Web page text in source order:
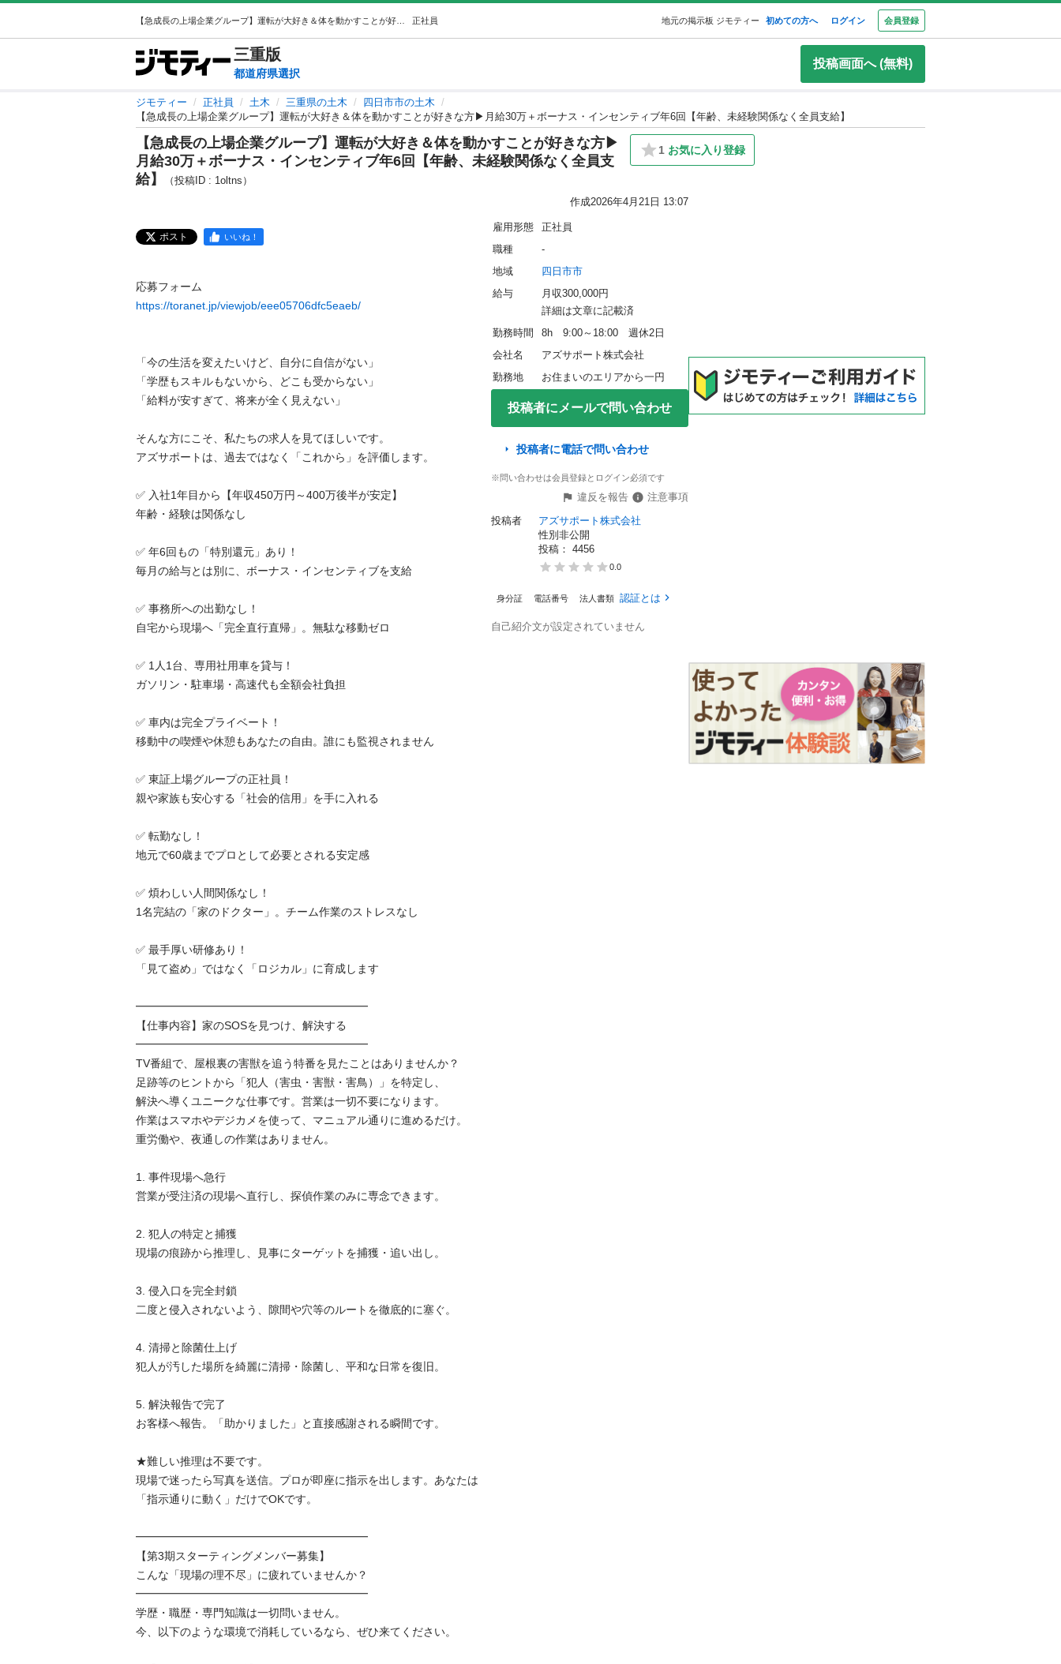
正社員 地元の掲示板 ジモティー 初めての方へ ログイン 会員登録
三重版
都道府県選択
投稿画面へ (無料)
ジモティー 正社員 土木 三重県の土木
四日市市の土木
【急成長の上場企業グループ】運転が大好き＆体を動かすことが好きな方▶月給30万＋ボーナス・インセンティブ年6回【年齢、未経験関係なく全員支給】
【急成長の上場企業グループ】運転が大好き＆体を動かすことが好きな方▶
月給30万＋ボーナス・インセンティブ年6回【年齢、未経験関係なく全員支
給】
（投稿ID : 1oltns）
1 お気に入り登録
作成2026年4月21日 13:07
ポスト いいね！
https://toranet.jp/viewjob/eee05706dfc5eaeb/
「今の生活を変えたいけど、自分に自信がない」
「学歴もスキルもないから、どこも受からない」
「給料が安すぎて、将来が全く見えない」
そんな方にこそ、私たちの求人を見てほしいです。
アズサポートは、過去ではなく「これから」を評価します。
✅ 入社1年目から【年収450万円～400万後半が安定】
年齢・経験は関係なし
✅ 年6回もの「特別還元」あり！
毎月の給与とは別に、ボーナス・インセンティブを支給
✅ 事務所への出勤なし！
自宅から現場へ「完全直行直帰」。無駄な移動ゼロ
✅ 1人1台、専用社用車を貸与！
ガソリン・駐車場・高速代も全額会社負担
✅ 車内は完全プライベート！
移動中の喫煙や休憩もあなたの自由。誰にも監視されません
✅ 東証上場グループの正社員！
親や家族も安心する「社会的信用」を手に入れる
✅ 転勤なし！
地元で60歳までプロとして必要とされる安定感
✅ 煩わしい人間関係なし！
1名完結の「家のドクター」。チーム作業のストレスなし
✅ 最手厚い研修あり！
「見て盗め」ではなく「ロジカル」に育成します
━━━━━━━━━━━━━━━━━━━━━
【仕事内容】家のSOSを見つけ、解決する
━━━━━━━━━━━━━━━━━━━━━
TV番組で、屋根裏の害獣を追う特番を見たことはありませんか？
足跡等のヒントから「犯人（害虫・害獣・害鳥）」を特定し、
解決へ導くユニークな仕事です。営業は一切不要になります。
作業はスマホやデジカメを使って、マニュアル通りに進めるだけ。
重労働や、夜通しの作業はありません。
1. 事件現場へ急行
営業が受注済の現場へ直行し、探偵作業のみに専念できます。
2. 犯人の特定と捕獲
現場の痕跡から推理し、見事にターゲットを捕獲・追い出し。
3. 侵入口を完全封鎖
二度と侵入されないよう、隙間や穴等のルートを徹底的に塞ぐ。
4. 清掃と除菌仕上げ
犯人が汚した場所を綺麗に清掃・除菌し、平和な日常を復旧。
5. 解決報告で完了
お客様へ報告。「助かりました」と直接感謝される瞬間です。
★難しい推理は不要です。
現場で迷ったら写真を送信。プロが即座に指示を出します。あなたは
「指示通りに動く」だけでOKです。
━━━━━━━━━━━━━━━━━━━━━
【第3期スターティングメンバー募集】
こんな「現場の理不尽」に疲れていませんか？
━━━━━━━━━━━━━━━━━━━━━
学歴・職歴・専門知識は一切問いません。
今、以下のような環境で消耗しているなら、ぜひ来てください。
雇用形態
正社員
職種
-
地域
四日市市
給与
月収300,000円
詳細は文章に記載済
勤務時間
8h　9:00～18:00　週休2日
会社名
アズサポート株式会社
勤務地
お住まいのエリアから一円
投稿者にメールで問い合わせ
投稿者に電話で問い合わせ
※問い合わせは会員登録とログイン必須です
違反を報告
注意事項
投稿者
アズサポート株式会社
性別非公開
投稿： 4456
0.0
身分証 電話番号 法人書類 認証とは
自己紹介文が設定されていません